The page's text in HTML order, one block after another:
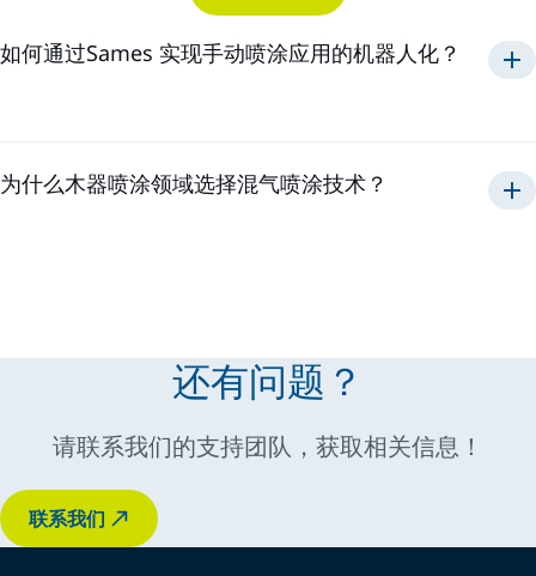
如何通过Sames 实现手动喷涂应用的机器人化？
为什么木器喷涂领域选择混气喷涂技术？
还有问题？
请联系我们的支持团队，获取相关信息！
联系我们